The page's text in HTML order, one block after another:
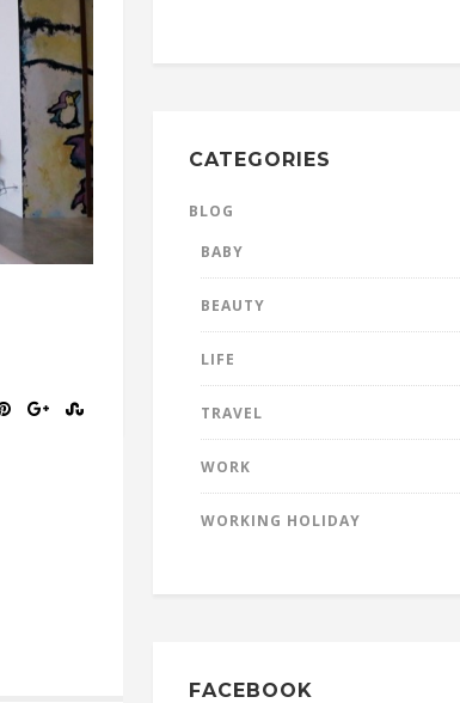
CATEGORIES
BLOG
BABY
BEAUTY
LIFE
TRAVEL
WORK
WORKING HOLIDAY
FACEBOOK